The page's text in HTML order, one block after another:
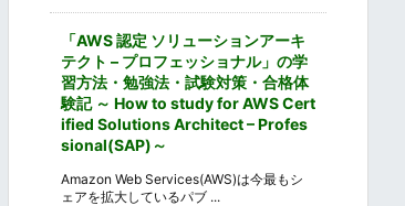
「AWS 認定 ソリューションアーキ
テクト – プロフェッショナル」の学
習方法・勉強法・試験対策・合格体
験記 ～ How to study for AWS Cert
ified Solutions Architect – Profes
sional(SAP)～
Amazon Web Services(AWS)は今最もシ
ェアを拡大しているパブ ...